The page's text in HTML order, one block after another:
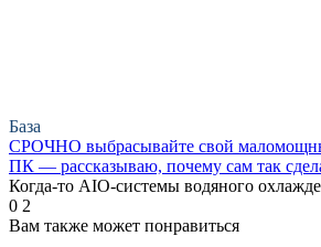
База
СРОЧНО выбрасывайте свой
ПК — рассказываю, почему сам так
Когда-то AIO-системы водяного
0 2
Вам также может понравиться